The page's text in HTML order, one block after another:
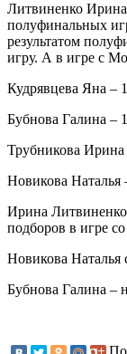
Литвиненко Ирина
полуфинальных
результатом
игру. А в игре с
Кудрявцева Яна –
Бубнова Галина –
Трубникова Ирина
Новикова Наталья
Ирина Литвиненко
подборов в игре
Новикова Наталья
Бубнова Галина –